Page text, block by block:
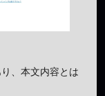
、本文内容とは